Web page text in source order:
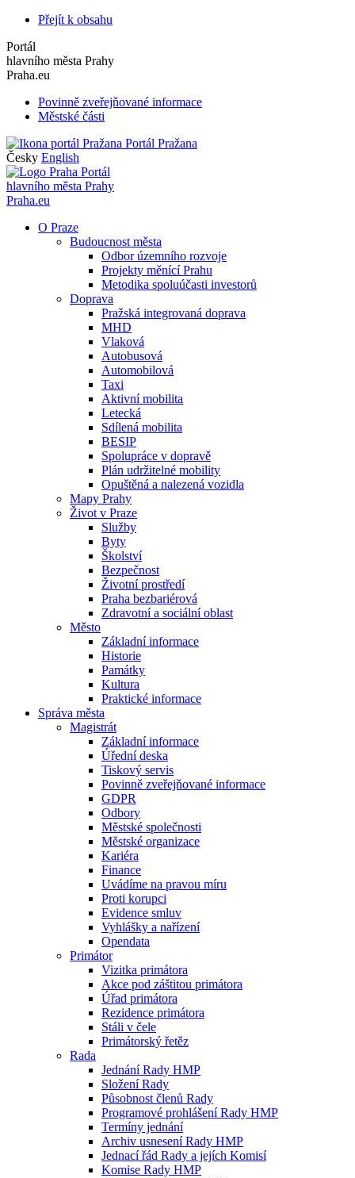
Přejít k obsahu
Portál
hlavního města Prahy
Praha.eu
Povinně zveřejňované informace
Městské části
Portál Pražana
Česky English
Portál
hlavního města Prahy
Praha.eu
O Praze
Budoucnost města
Odbor územního rozvoje
Projekty měnící Prahu
Metodika spoluúčasti investorů
Doprava
Pražská integrovaná doprava
MHD
Vlaková
Autobusová
Automobilová
Taxi
Aktivní mobilita
Letecká
Sdílená mobilita
BESIP
Spolupráce v dopravě
Plán udržitelné mobility
Opuštěná a nalezená vozidla
Mapy Prahy
Život v Praze
Služby
Byty
Školství
Bezpečnost
Životní prostředí
Praha bezbariérová
Zdravotní a sociální oblast
Město
Základní informace
Historie
Památky
Kultura
Praktické informace
Správa města
Magistrát
Základní informace
Úřední deska
Tiskový servis
Povinně zveřejňované informace
GDPR
Odbory
Městské společnosti
Městské organizace
Kariéra
Finance
Uvádíme na pravou míru
Proti korupci
Evidence smluv
Vyhlášky a nařízení
Opendata
Primátor
Vizitka primátora
Akce pod záštitou primátora
Úřad primátora
Rezidence primátora
Stáli v čele
Primátorský řetěz
Rada
Jednání Rady HMP
Složení Rady
Působnost členů Rady
Programové prohlášení Rady HMP
Termíny jednání
Archiv usnesení Rady HMP
Jednací řád Rady a jejích Komisí
Komise Rady HMP